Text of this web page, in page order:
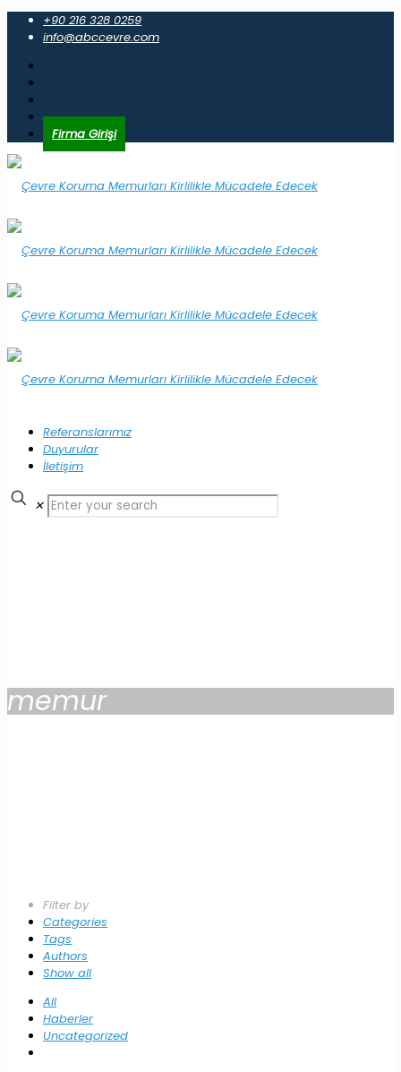
+90 216 328 0259
info@abccevre.com
Firma Girişi
Referanslarımız
Duyurular
İletişim
✕
memur
Filter by
Categories
Tags
Authors
Show all
All
Haberler
Uncategorized